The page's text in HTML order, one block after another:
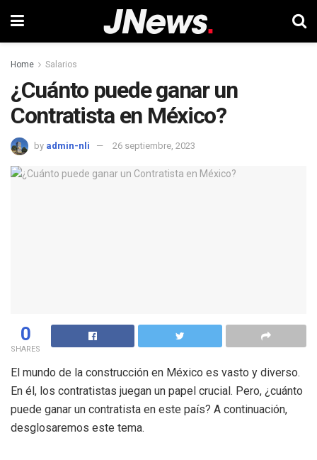
Home Salarios
¿Cuánto puede ganar un
Contratista en México?
by admin-nli 26 septiembre, 2023
0
SHARES
El mundo de la construcción en México es vasto y diverso.
En él, los contratistas juegan un papel crucial. Pero, ¿cuánto
puede ganar un contratista en este país? A continuación,
desglosaremos este tema.